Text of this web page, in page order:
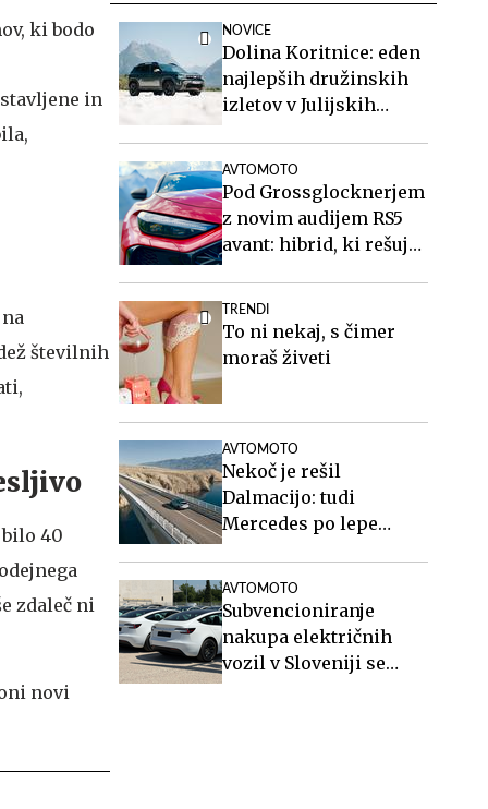
ki bodo
in
številnih
40
zdaleč ni
novi
NOVICE
Dolina Koritnice: eden
najlepših družinskih
izletov v Julijskih
AVTOMOTO
Pod Grossglocknerjem
z novim audijem RS5
avant: hibrid, ki rešuje
TRENDI
To ni nekaj, s čimer
moraš živeti
AVTOMOTO
Nekoč je rešil
Dalmacijo: tudi
Mercedes po lepe
AVTOMOTO
Subvencioniranje
nakupa električnih
vozil v Sloveniji se